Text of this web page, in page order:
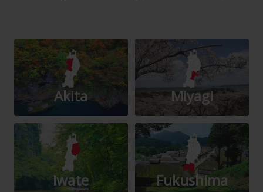
Akita Miyagi
Iwate Fukushima